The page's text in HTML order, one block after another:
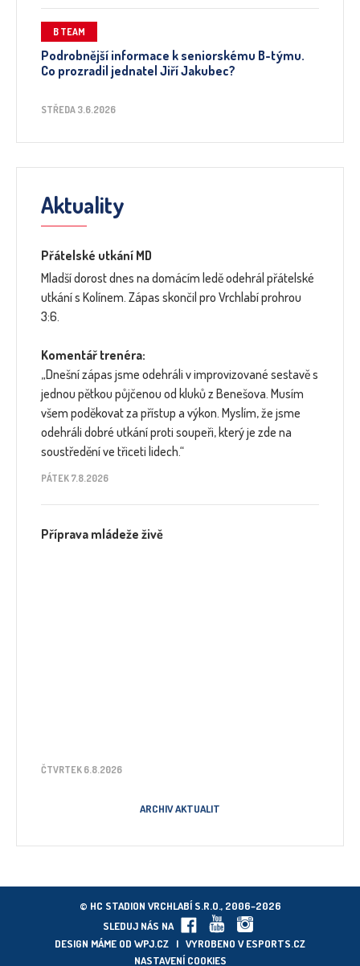
B TEAM
Podrobnější informace k seniorskému B-týmu.
Co prozradil jednatel Jiří Jakubec?
STŘEDA 3.6.2026
Aktuality
Přátelské utkání MD
Mladší dorost dnes na domácím ledě odehrál přátelské
utkání s Kolínem. Zápas skončil pro Vrchlabí prohrou
3:6.
Komentář trenéra:
„Dnešní zápas jsme odehráli v improvizované sestavě s
jednou pětkou půjčenou od kluků z Benešova. Musím
všem poděkovat za přístup a výkon. Myslím, že jsme
odehráli dobré utkání proti soupeři, který je zde na
soustředění ve třiceti lidech.“
PÁTEK 7.8.2026
Příprava mládeže živě
ČTVRTEK 6.8.2026
ARCHIV AKTUALIT
© HC STADION VRCHLABÍ S.R.O., 2006–2026
SLEDUJ NÁS NA
DESIGN MÁME OD WPJ.CZ | VYROBENO VESPORTS.CZ
NASTAVENÍ COOKIES